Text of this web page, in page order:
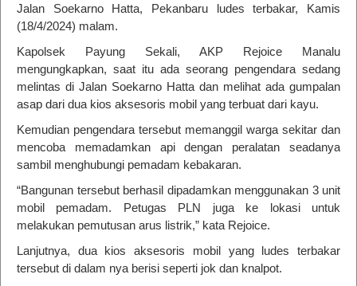
Jalan Soekarno Hatta, Pekanbaru ludes terbakar, Kamis
(18/4/2024) malam.
Kapolsek Payung Sekali, AKP Rejoice Manalu
mengungkapkan, saat itu ada seorang pengendara sedang
melintas di Jalan Soekarno Hatta dan melihat ada gumpalan
asap dari dua kios aksesoris mobil yang terbuat dari kayu.
Kemudian pengendara tersebut memanggil warga sekitar dan
mencoba memadamkan api dengan peralatan seadanya
sambil menghubungi pemadam kebakaran.
“Bangunan tersebut berhasil dipadamkan menggunakan 3 unit
mobil pemadam. Petugas PLN juga ke lokasi untuk
melakukan pemutusan arus listrik,” kata Rejoice.
Lanjutnya, dua kios aksesoris mobil yang ludes terbakar
tersebut di dalam nya berisi seperti jok dan knalpot.